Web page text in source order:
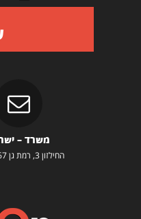
משרד –
החילזון 3, רמת גן 5252267